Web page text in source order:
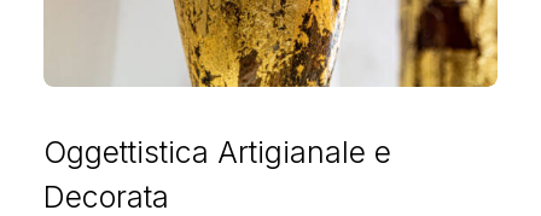
Oggettistica Artigianale e
Decorata